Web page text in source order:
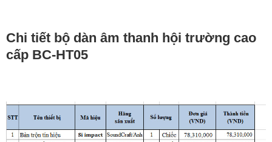
Chi tiết bộ dàn âm thanh hội trường cao
cấp BC-HT05